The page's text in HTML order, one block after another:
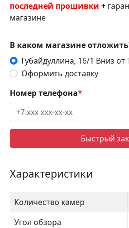
последней прошивки +
магазине
В каком магазине
Губайдуллина, 16/1 Вниз
Оформить доставку
Номер телефона*
Быстрый
Характеристики
Количество камер
Угол обзора